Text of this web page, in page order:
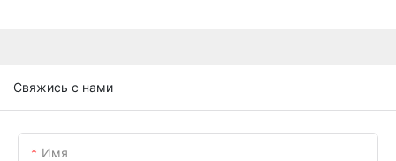
Свяжись с нами
Имя